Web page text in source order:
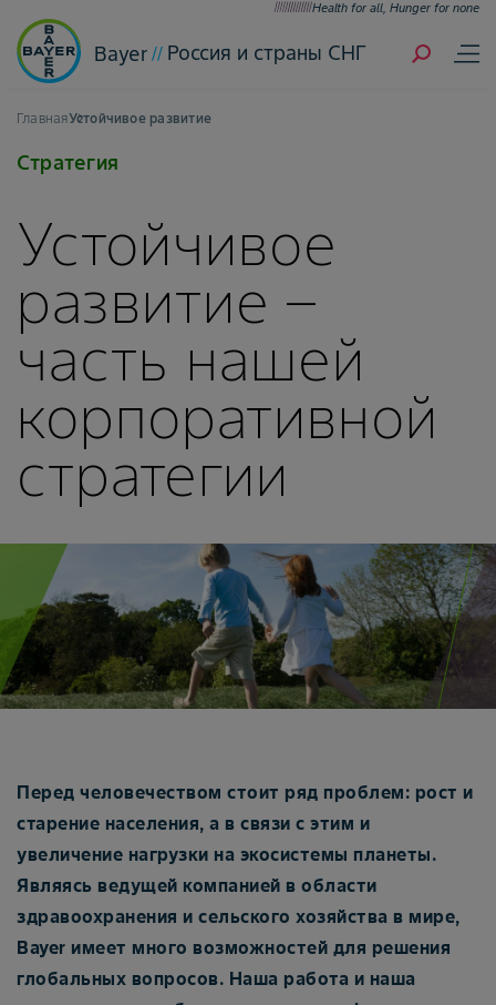
Health for all, Hunger for none
Bayer Россия и страны СНГ
ГлавнаяУстойчивое развитие
Стратегия
Устойчивое
развитие –
часть нашей
корпоративной
стратегии
Перед человечеством стоит ряд проблем: рост и
старение населения, а в связи с этим и
увеличение нагрузки на экосистемы планеты.
Являясь ведущей компанией в области
здравоохранения и сельского хозяйства в мире,
Bayer имеет много возможностей для решения
глобальных вопросов. Наша работа и наша